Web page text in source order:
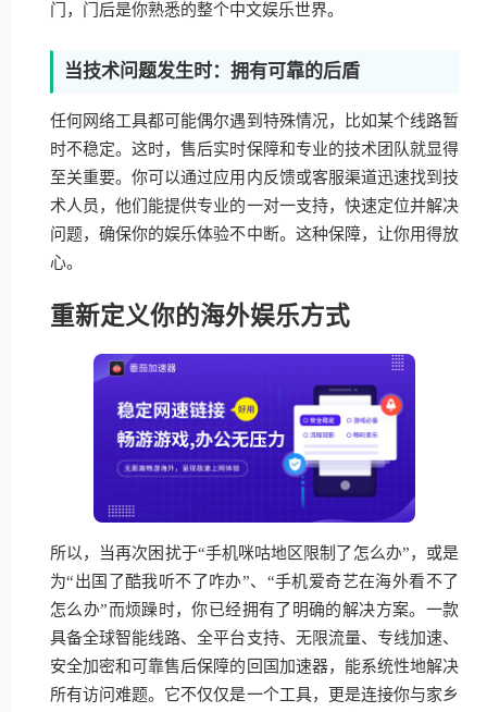
门，门后是你熟悉的整个中文娱乐世界。
当技术问题发生时：拥有可靠的后盾
任何网络工具都可能偶尔遇到特殊情况，比如某个线路暂
时不稳定。这时，售后实时保障和专业的技术团队就显得
至关重要。你可以通过应用内反馈或客服渠道迅速找到技
术人员，他们能提供专业的一对一支持，快速定位并解决
问题，确保你的娱乐体验不中断。这种保障，让你用得放
心。
重新定义你的海外娱乐方式
所以，当再次困扰于“手机咪咕地区限制了怎么办”，或是
为“出国了酷我听不了咋办”、“手机爱奇艺在海外看不了
怎么办”而烦躁时，你已经拥有了明确的解决方案。一款
具备全球智能线路、全平台支持、无限流量、专线加速、
安全加密和可靠售后保障的回国加速器，能系统性地解决
所有访问难题。它不仅仅是一个工具，更是连接你与家乡